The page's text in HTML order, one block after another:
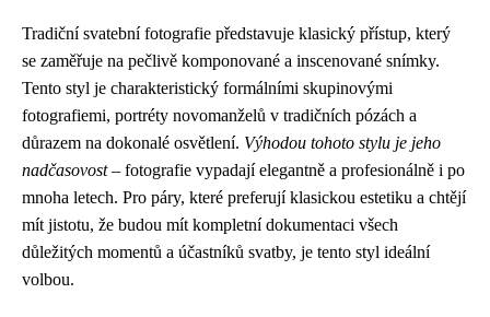
Tradiční svatební fotografie představuje klasický přístup, který
se zaměřuje na pečlivě komponované a inscenované snímky.
Tento styl je charakteristický formálními skupinovými
fotografiemi, portréty novomanželů v tradičních pózách a
důrazem na dokonalé osvětlení. Výhodou tohoto stylu je jeho
nadčasovost– fotografie vypadají elegantně a profesionálně i po
mnoha letech. Pro páry, které preferují klasickou estetiku a chtějí
mít jistotu, že budou mít kompletní dokumentaci všech
důležitých momentů a účastníků svatby, je tento styl ideální
volbou.